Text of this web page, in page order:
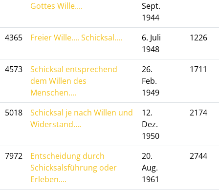
Gottes Wille....
Sept.
1944
4365 Freier Wille.... Schicksal....
6. Juli
1948
1226
4573
Schicksal entsprechend
dem Willen des
Menschen....
26.
Feb.
1949
1711
5018
Schicksal je nach Willen und
Widerstand....
12.
Dez.
1950
2174
7972
Entscheidung durch
Schicksalsführung oder
Erleben....
20.
Aug.
1961
2744